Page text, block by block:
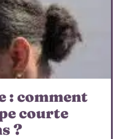
: comment
courte
?